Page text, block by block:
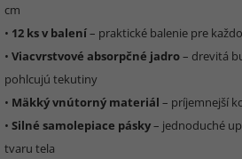
cm
• 12 ks v balení– praktické balenie pre
• Viacvrstvové absorpčné jadro– drevitá
pohlcujú tekutiny
• Mäkký vnútorný materiál – príjemnejší
• Silné samolepiace pásky– jednoduché
tvaru tela